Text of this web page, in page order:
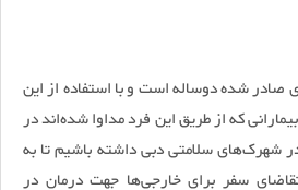
صادر شده دوساله است و با استفاده از این
که از طریق این فرد مداوا شده‌اند در
شهرک‌های سلامتی دبی داشته باشیم تا به
سفر برای خارجی‌ها جهت درمان در